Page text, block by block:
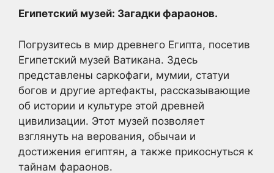
Египетский музей: Загадки фараонов.
Погрузитесь в мир древнего Египта, посетив
Египетский музей Ватикана. Здесь
представлены саркофаги, мумии, статуи
богов и другие артефакты, рассказывающие
об истории и культуре этой древней
цивилизации. Этот музей позволяет
взглянуть на верования, обычаи и
достижения египтян, а также прикоснуться к
тайнам фараонов.